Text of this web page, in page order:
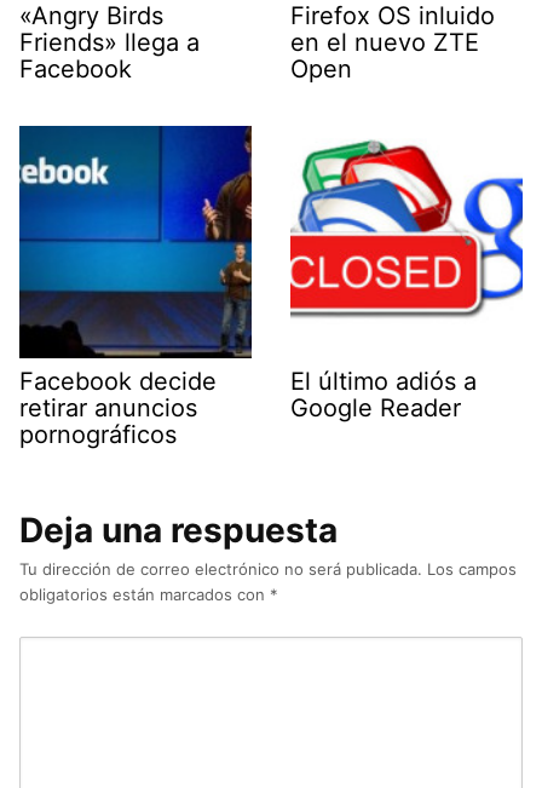
«Angry Birds
Friends» llega a
Facebook
Firefox OS inluido
en el nuevo ZTE
Open
Facebook decide
retirar anuncios
pornográficos
El último adiós a
Google Reader
Deja una respuesta
Tu dirección de correo electrónico no será publicada. Los campos
obligatorios están marcados con *